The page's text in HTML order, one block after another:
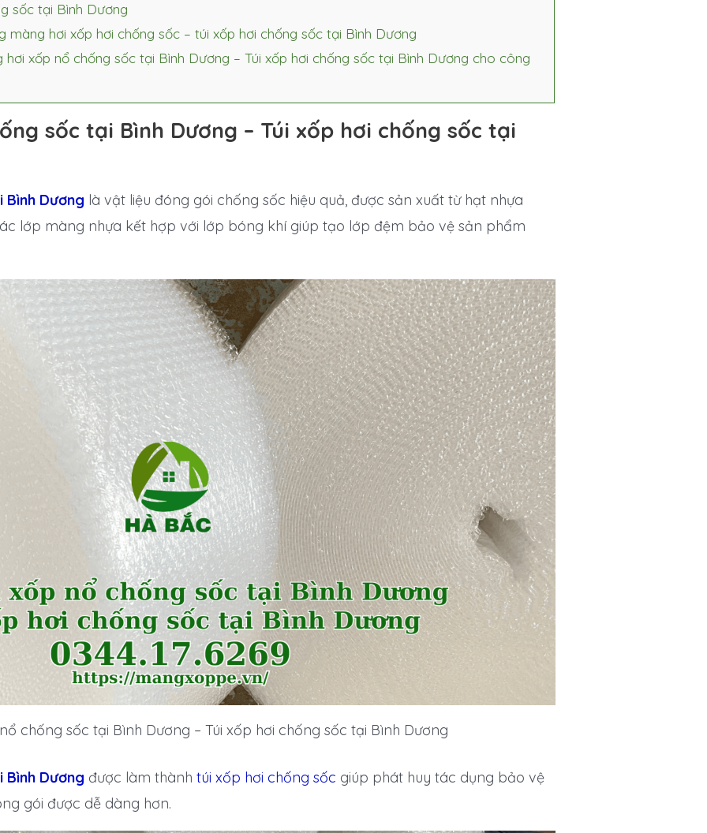
sốc tại Bình Dương
màng hơi xốp hơi chống sốc – túi xốp hơi chống sốc tại Bình Dương
xốp nổ chống sốc tại Bình Dương – Túi xốp hơi chống sốc tại Bình Dương cho công
sốc tại Bình Dương – Túi xốp hơi chống sốc tại
Bình Dương là vật liệu đóng gói chống sốc hiệu quả, được sản xuất từ hạt nhựa
lớp màng nhựa kết hợp với lớp bóng khí giúp tạo lớp đệm bảo vệ sản phẩm
chống sốc tại Bình Dương – Túi xốp hơi chống sốc tại Bình Dương
Bình Dương được làm thànhtúi xốp hơi chống sốc giúp phát huy tác dụng bảo vệ
gói được dễ dàng hơn.